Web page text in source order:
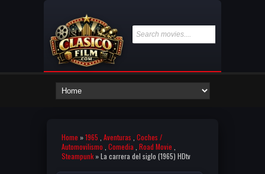
Home »1965 Aventuras Coches /
Automovilismo Comedia Road Movie
Steampunk » La carrera del siglo (1965) HDtv